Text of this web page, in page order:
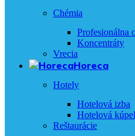
Chémia
Profesionálna
Koncentráty
Vrecia
Horeca
Hotely
Hotelová izba
Hotelová
Reštaurácie